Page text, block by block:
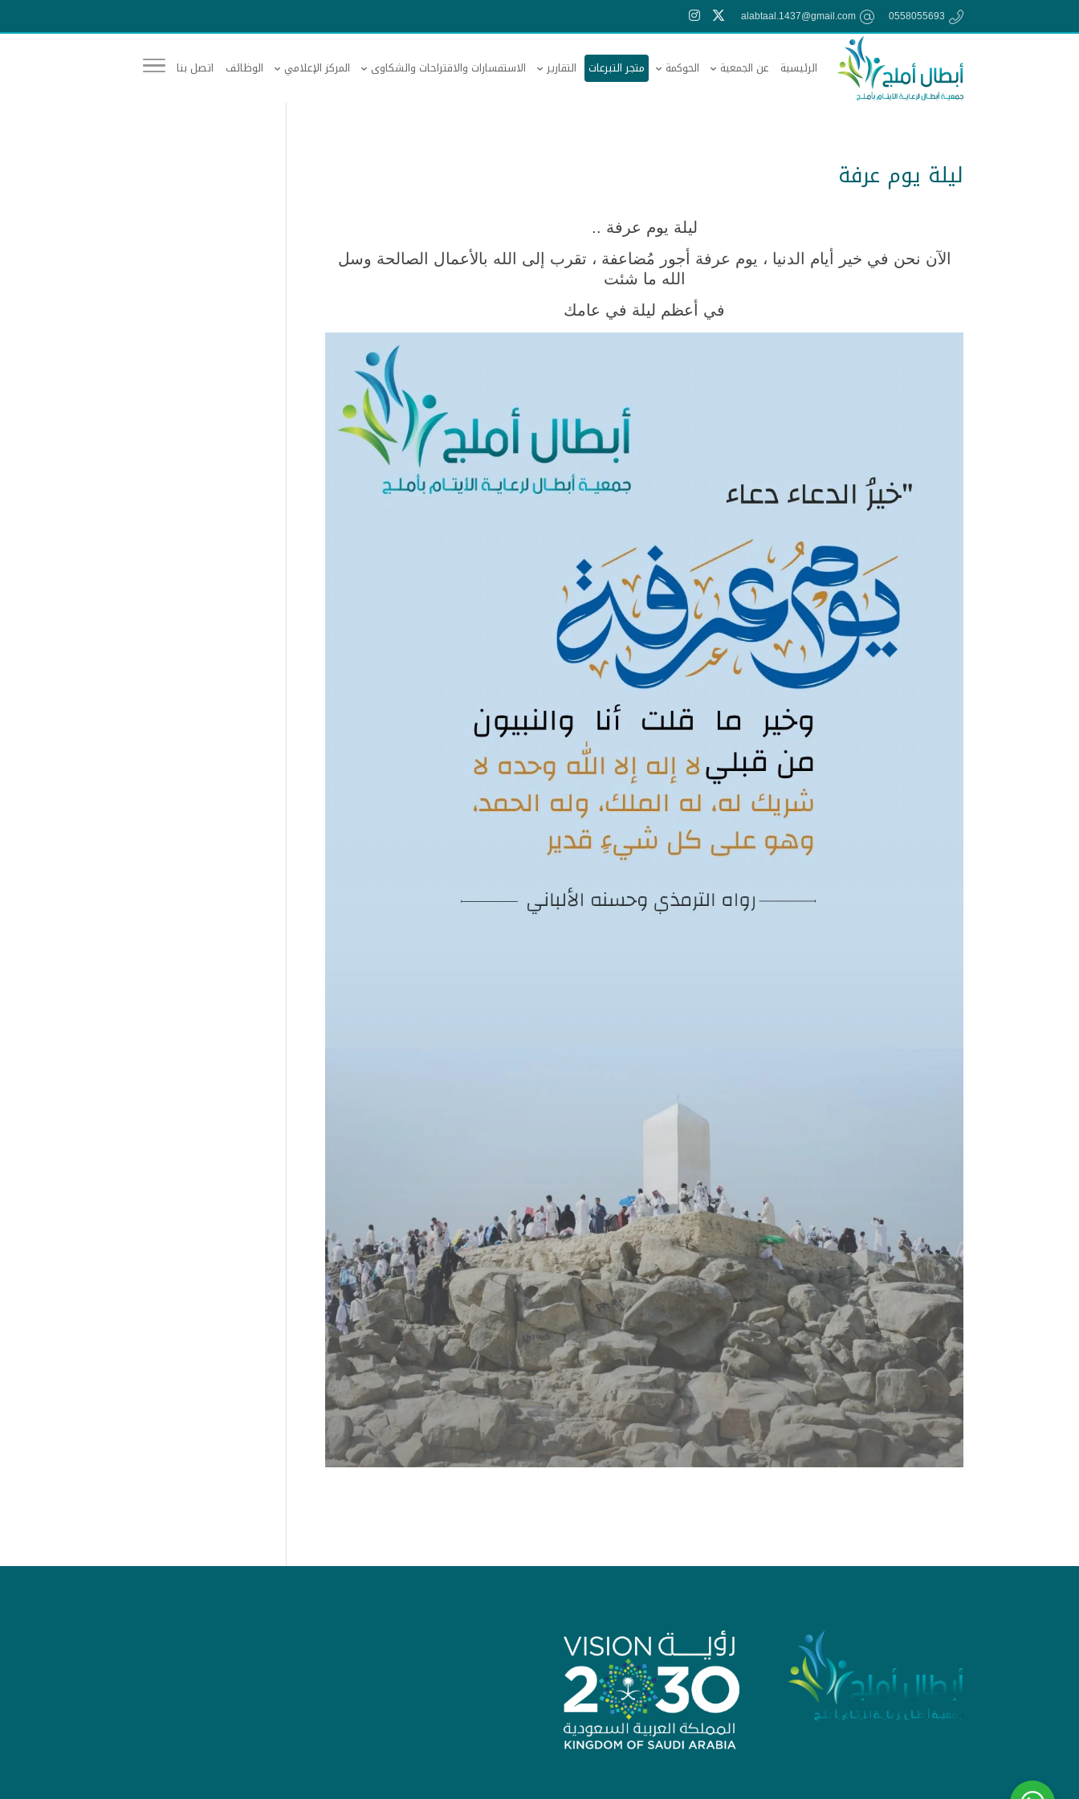
0558055693
alabtaal.1437@gmail.com
الرئيسية عن الجمعية الحوكمة متجر التبرعات التقارير الاستفسارات والاقتراحات والشكاوى المركز الإعلامي الوظائف اتصل بنا
ليلة يوم عرفة
ليلة يوم عرفة ..
الآن نحن في خير أيام الدنيا ، يوم عرفة أجور مُضاعفة ، تقرب إلى الله بالأعمال الصالحة وسل
الله ما شئت
في أعظم ليلة في عامك